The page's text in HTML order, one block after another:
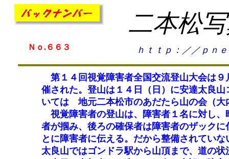
二本松
Ｎｏ.６６３ ｈｔｔｐ：／／ｐｎ
第１４回視覚障害者全国交流登山大会は９
催された。登山は１４日（日）に安達太良
いては 地元二本松市のあだたら山の会（大
視覚障害者の登山は、障害者１名に対し、
者が掴み、後ろの確保者は障害者のザック
とに障害者に伝える。だから整備されてい
太良山ではゴンドラ駅から山頂まで、道の